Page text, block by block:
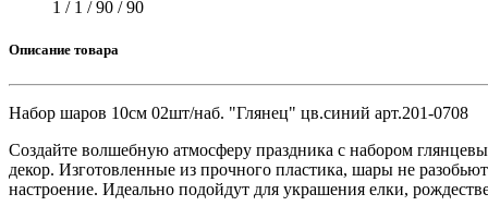
1 / 1 / 90 / 90
Описание товара
Набор шаров 10см 02шт/наб. "Глянец" цв.синий арт.201-0708
Создайте волшебную атмосферу праздника с набором
декор. Изготовленные из прочного пластика, шары не
настроение. Идеально подойдут для украшения елки,